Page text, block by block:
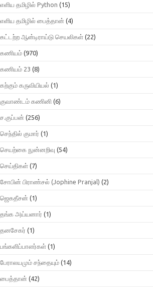
எளிய தமிழில் Python (15)
எளிய தமிழில் பைத்தான் (4)
கட்டற்ற ஆன்டிராய்டு செயலிகள் (22)
கணியம் (970)
கணியம் 23 (8)
கற்கும் கருவியியல் (1)
குவாண்டம் கணினி (6)
ச.குப்பன் (256)
செந்தில் குமார் (1)
செயற்கை நுன்னறிவு (54)
செய்திகள் (7)
சோபின் பிராண்சல் (Jophine Pranjal) (2)
ஜெகதீசன் (1)
தங்க அய்யனார் (1)
தனசேகர் (1)
பங்களிப்பாளர்கள் (1)
பேராலயமும் சந்தையும் (14)
பைத்தான் (42)